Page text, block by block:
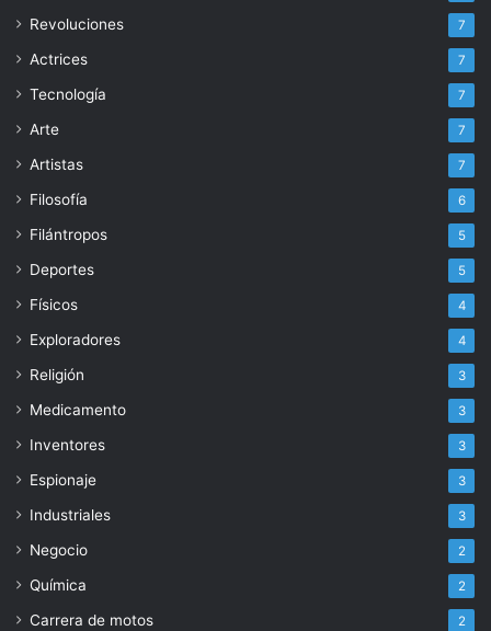
Revoluciones 7
Actrices 7
Tecnología 7
Arte 7
Artistas 7
Filosofía 6
Filántropos 5
Deportes 5
Físicos 4
Exploradores 4
Religión 3
Medicamento 3
Inventores 3
Espionaje 3
Industriales 3
Negocio 2
Química 2
Carrera de motos 2